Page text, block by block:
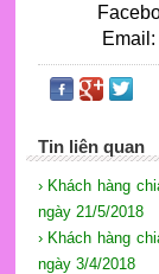
Tin liên quan
› Khách hàng
ngày 21/5/2018
› Khách hàng
ngày 3/4/2018